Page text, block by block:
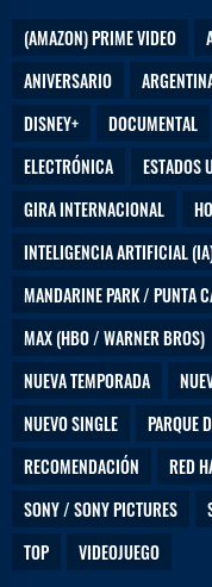
(AMAZON) PRIME VIDEO
ANIVERSARIO
DISNEY+
DOCUMENTAL
ELECTRÓNICA
ESTADOS
GIRA INTERNACIONAL
INTELIGENCIA ARTIFICIAL
MANDARINE PARK / PUNTA
MAX (HBO / WARNER BROS)
NUEVA TEMPORADA
NUEVO SINGLE
PARQUE
RECOMENDACIÓN
RED
SONY / SONY PICTURES
TOP
VIDEOJUEGO